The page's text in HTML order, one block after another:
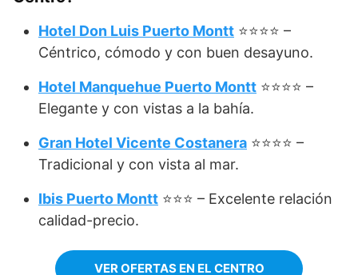
Hotel Don Luis Puerto Montt ⭐⭐⭐⭐ –
Céntrico, cómodo y con buen desayuno.
Hotel Manquehue Puerto Montt ⭐⭐⭐⭐ –
Elegante y con vistas a la bahía.
Gran Hotel Vicente Costanera ⭐⭐⭐⭐ –
Tradicional y con vista al mar.
Ibis Puerto Montt ⭐⭐⭐ – Excelente relación
calidad-precio.
VER OFERTAS EN EL CENTRO